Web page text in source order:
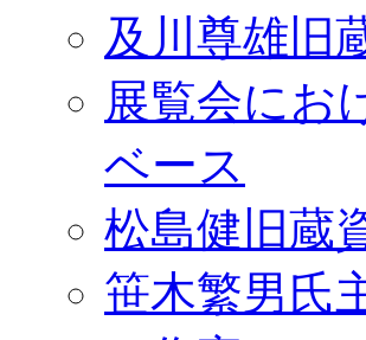
及川尊雄旧
展覧会にお
ベース
松島健旧蔵
笹木繁男氏